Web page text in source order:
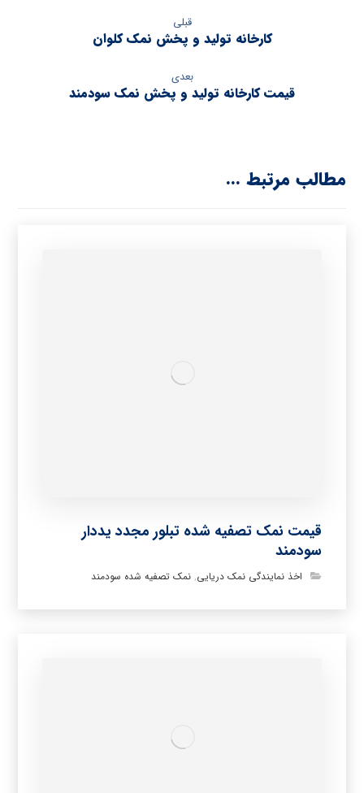
قبلی
کارخانه تولید و پخش نمک کلوان
بعدی
قیمت کارخانه تولید و پخش نمک سودمند
مطالب مرتبط ...
قیمت نمک تصفیه شده تبلور مجدد یددار
سودمند
اخذ نمایندگی نمک دریایی,نمک تصفیه شده سودمند